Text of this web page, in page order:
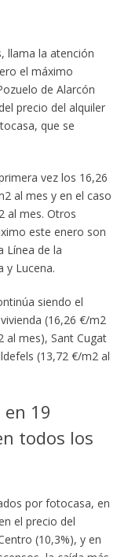
llama la atención
el máximo
de Alarcón
precio del alquiler
que se
vez los 16,26
al mes y en el caso
al mes. Otros
este enero son
Línea de la
y Lucena.
siendo el
(16,26 €/m2
al mes), Sant Cugat
(13,72 €/m2 al
19
todos los
por fotocasa, en
el precio del
(10,3%), y en